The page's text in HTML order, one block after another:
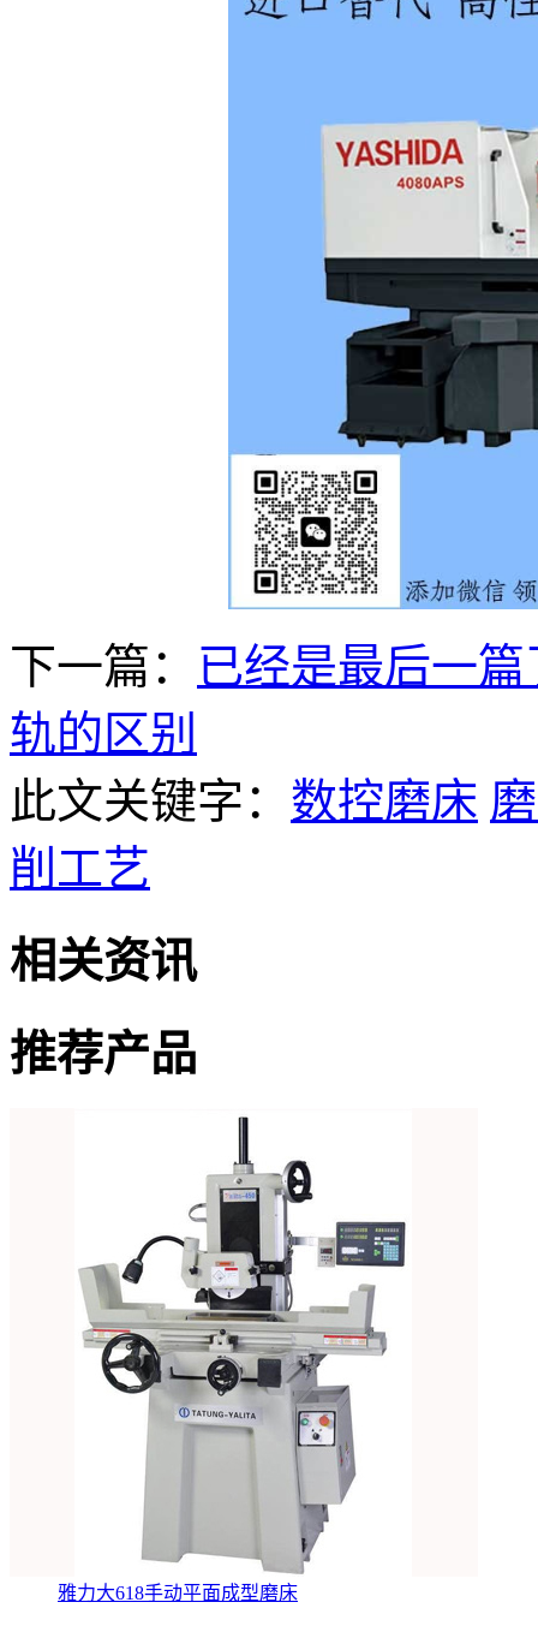
下一篇： 已经是最后一篇
轨的区别
此文关键字： 数控磨床
削工艺
相关资讯
推荐产品
雅力大618手动平面成型磨床